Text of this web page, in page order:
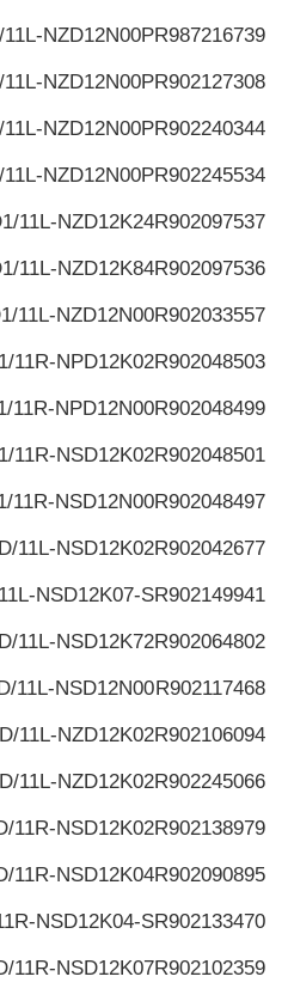
R987216739
NZD12N00P
R902127308
NZD12N00P
R902240344
NZD12N00P
R902245534
NZD12N00P
R902097537
11L-NZD12K24
R902097536
11L-NZD12K84
R902033557
11L-NZD12N00
R902048503
11R-NPD12K02
R902048499
11R-NPD12N00
R902048501
11R-NSD12K02
R902048497
11R-NSD12N00
R902042677
11L-NSD12K02
R902149941
NSD12K07-S
R902064802
11L-NSD12K72
R902117468
11L-NSD12N00
R902106094
11L-NZD12K02
R902245066
11L-NZD12K02
R902138979
11R-NSD12K02
R902090895
11R-NSD12K04
R902133470
NSD12K04-S
R902102359
11R-NSD12K07